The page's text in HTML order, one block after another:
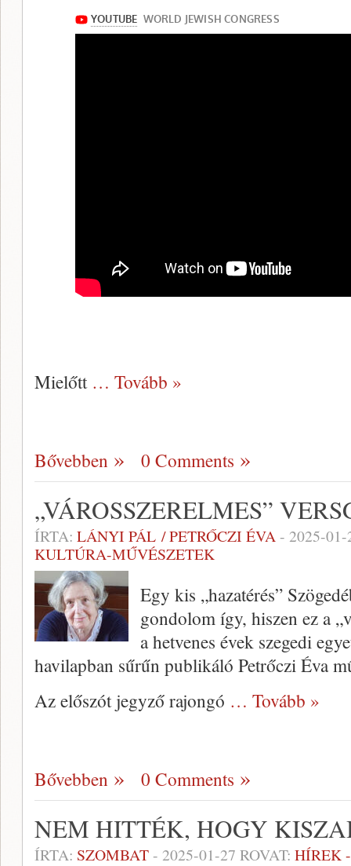
Mielőtt … Tovább »
Bővebben 0 Comments
„VÁROSSZERELMES”
ÍRTA: LÁNYI PÁL / PETRŐCZI ÉVA- 2025-01-
KULTÚRA-MŰVÉSZETEK
Egy kis „hazatérés”
gondolom így, hiszen ez a
a hetvenes évek szegedi
havilapban sűrűn publikáló Petrőczi Éva
Az előszót jegyző rajongó … Tovább »
Bővebben 0 Comments
NEM HITTÉK, HOGY
ÍRTA: SZOMBAT- 2025-01-27 ROVAT: HÍREK